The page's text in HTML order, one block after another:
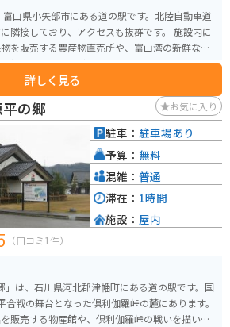
山県小矢部市にある道の駅です。北陸自動車道
しており、アクセスも抜群です。 施設内に
を販売する農産物直売所や、富山湾の新鮮な魚
ーナーなどがあります。 また、メルヘン
設全体がメルヘンチックな雰囲気で装飾されて
。特に、シンボルにもなっている高さ50mのメ
の風景を一望でき、夜はライトアップもされま
野や医王山など自然豊かな場所なので、ツーリン
結ぶ「 pilgrim
伽羅峠や、稲葉山などが点在しており、歴史と
楽しむことができます。道の駅で地元の特産品
ったグルメや、名産のチューリップにちなんだ
でしょう。
詳しく見る
の郷 お気に入り
（口コミ1件）
」は、石川県河北郡津幡町にある道の駅です。国
戦の舞台となった倶利伽羅峠の麓にあります。
販売する物産館や、倶利伽羅峠の戦いを描いた
駐車： 駐車場あり
予算： 無料
混雑： 普通
滞在： 1時間
施設： 屋内